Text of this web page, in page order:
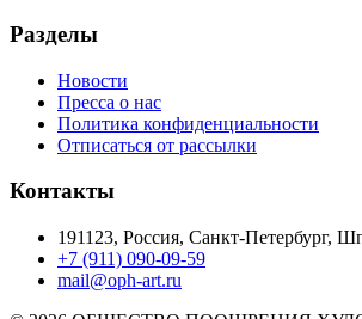
Разделы
Новости
Пресса о нас
Политика конфиденциальности
Отписаться от рассылки
Контакты
191123, Россия, Санкт-Петербург,
+7 (911) 090-09-59
mail@oph-art.ru